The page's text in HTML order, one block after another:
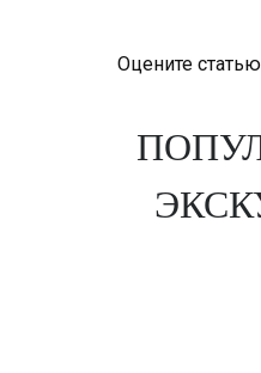
Оцените статью